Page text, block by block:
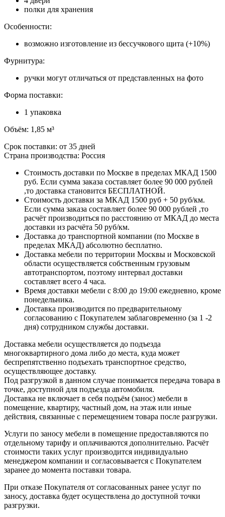
полки для хранения
Особенности:
возможно изготовление из бессучкового щита (+10%)
Фурнитура:
ручки могут отличаться от представленных на фото
Форма поставки:
1 упаковка
Объём: 1,85 м³
Срок поставки: от 35 дней
Страна производства: Россия
Стоимость доставки по Москве в пределах МКАД 1500
руб. Если сумма заказа составляет более 90 000 рублей
,то доставка становится БЕСПЛАТНОЙ.
Стоимость доставки за МКАД 1500 руб + 50 руб/км.
Если сумма заказа составляет более 90 000 рублей ,то
расчёт производиться по расстоянию от МКАД до места
доставки из расчёта 50 руб/км.
Доставка до транспортной компании (по Москве в
пределах МКАД) абсолютно бесплатно.
Доставка мебели по территории Москвы и Московской
области осуществляется собственным грузовым
автотранспортом, поэтому интервал доставки
составляет всего 4 часа.
Время доставки мебели с 8:00 до 19:00 ежедневно, кроме
понедельника.
Доставка производится по предварительному
согласованию с Покупателем заблаговременно (за 1 -2
дня) сотрудником службы доставки.
Доставка мебели осуществляется до подъезда
многоквартирного дома либо до места, куда может
беспрепятственно подъехать транспортное средство,
осуществляющее доставку.
Под разгрузкой в данном случае понимается передача товара в
точке, доступной для подъезда автомобиля.
Доставка не включает в себя подъём (занос) мебели в
помещение, квартиру, частный дом, на этаж или иные
действия, связанные с перемещением товара после разгрузки.
Услуги по заносу мебели в помещение предоставляются по
отдельному тарифу и оплачиваются дополнительно. Расчёт
стоимости таких услуг производится индивидуально
менеджером компании и согласовывается с Покупателем
заранее до момента поставки товара.
При отказе Покупателя от согласованных ранее услуг по
заносу, доставка будет осуществлена до доступной точки
разгрузки.